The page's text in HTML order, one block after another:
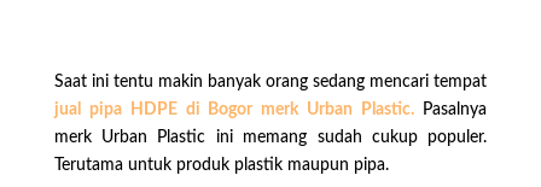
Saat ini tentu makin banyak orang sedang mencari tempat
jual pipa HDPE di Bogor merk Urban Plastic.
Pasalnya
merk Urban Plastic ini memang sudah cukup populer.
Terutama untuk produk plastik maupun pipa.